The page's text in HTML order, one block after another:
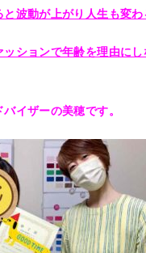
波動が上がり人生も変わ
ッションで年齢を理由に
イザーの美穂です。